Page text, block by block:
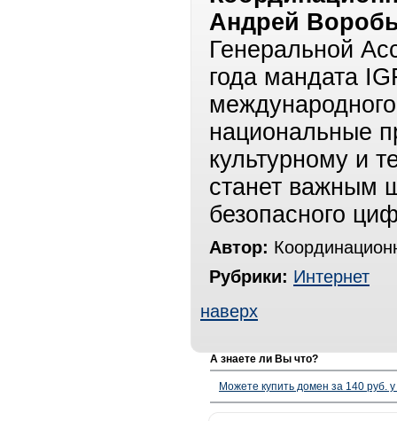
Андрей
Генеральной
года мандата
национальные
культурному и
станет важным
безопасного
Автор:
Рубрики: Интернет
наверх
А знаете ли Вы что?
Можете купить домен за 140 руб.